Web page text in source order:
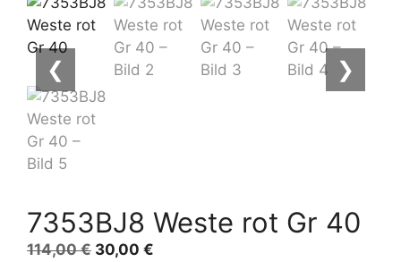
❮ ❯
7353BJ8 Weste rot Gr 40
114,00€ Ursprünglicher
30,00 €